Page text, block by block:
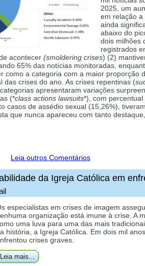
2025, um
em relação a
ainda
abaixo do
dois milhões
registrados
acontecer (smoldering crises) (2)
65% das notícias monitoradas,
como a categoria com a maior proporção
das crises do ano. As crises repentinas (
apresentaram variações
(*class actions lawsuits*), com percentual
casos de assédio sexual (15,26%),
que nunca apareceu com tanto
Leia outros Comentários
da Igreja Católica em
especialistas em crises de imagem
organização está imune à crise. A
uma luva para uma das mais
história, a Igreja Católica. Em dois mil
crises graves.
Leia mais...